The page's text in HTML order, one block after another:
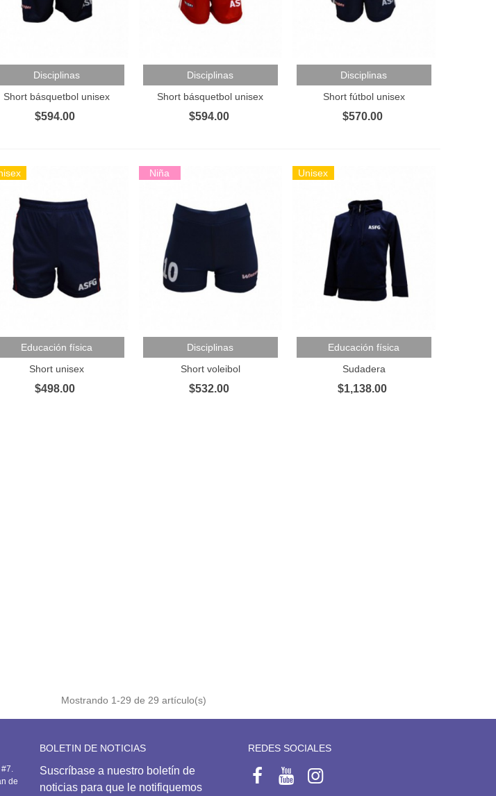
Añadir Al Carrito
Disciplinas
Short básquetbol unisex
$594.00
Añadir Al Carrito
Disciplinas
Short básquetbol unisex
$594.00
Añadir Al Carrito
Disciplinas
Short fútbol unisex
$570.00
Añadir Al Carrito
Educación física
Short unisex
$498.00
Niña
Añadir Al Carrito
Disciplinas
Short voleibol
$532.00
Unisex
Añadir Al Carrito
Educación física
Sudadera
$1,138.00
Mostrando 1-29 de 29 artículo(s)
de
REDES SOCIALES
BOLETIN DE NOTICIAS
Suscríbase a nuestro boletín de
noticias para que le notifiquemos